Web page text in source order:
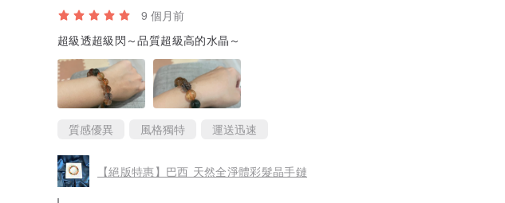
9 個月前
超級透超級閃～品質超級高的水晶～
質感優異 風格獨特 運送迅速
【絕版特惠】巴西 天然全淨體彩髮晶手鏈